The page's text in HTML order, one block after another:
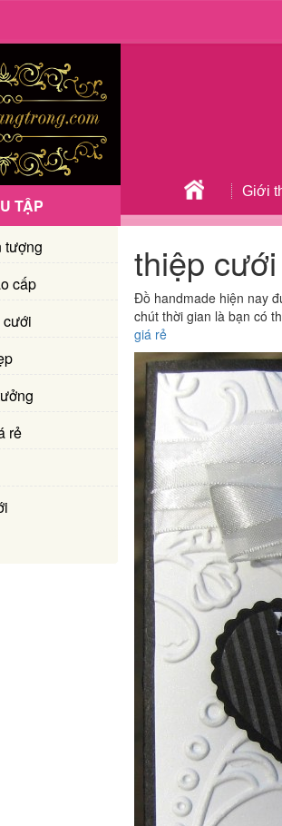
Giới
TẬP
tượng
cấp
cưới
rẻ
thiệp
Đồ handmade hiện nay
chút thời gian là bạn có
giá rẻ